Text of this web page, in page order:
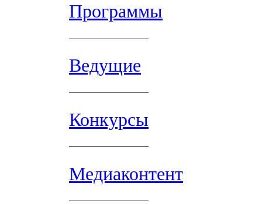
Программы
Ведущие
Конкурсы
Медиаконтент